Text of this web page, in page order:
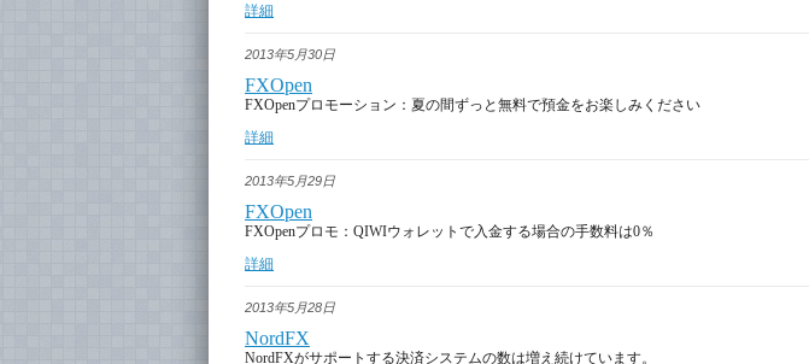
詳細
2013年5月30日
FXOpen
FXOpenプロモーション：夏の間ずっと無料で預金をお楽しみください
詳細
2013年5月29日
FXOpen
FXOpenプロモ：QIWIウォレットで入金する場合の手数料は0％
詳細
2013年5月28日
NordFX
NordFXがサポートする決済システムの数は増え続けています。